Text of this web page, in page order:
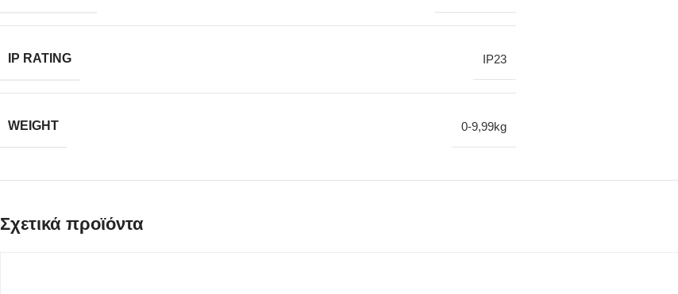
IP RATING IP23
WEIGHT 0-9,99kg
Σχετικά προϊόντα